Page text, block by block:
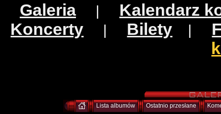
Galeria| Kalendarz
Koncerty | Bilety |
Lista albumów Ostatnio przesłane